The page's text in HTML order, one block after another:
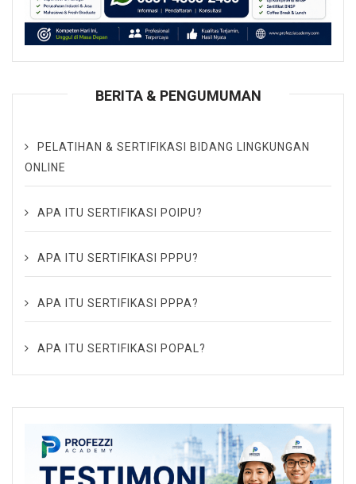
BERITA & PENGUMUMAN
PELATIHAN & SERTIFIKASI BIDANG LINGKUNGAN
ONLINE
APA ITU SERTIFIKASI POIPU?
APA ITU SERTIFIKASI PPPU?
APA ITU SERTIFIKASI PPPA?
APA ITU SERTIFIKASI POPAL?